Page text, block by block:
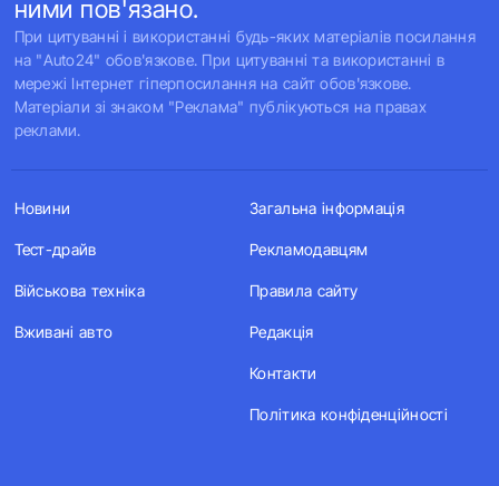
ними пов'язано.
При цитуванні і використанні будь-яких матеріалів посилання
на "Auto24" обов'язкове. При цитуванні та використанні в
мережі Інтернет гіперпосилання на сайт обов'язкове.
Матеріали зі знаком "Реклама" публікуються на правах
реклами.
Новини
Тест-драйв
Військова техніка
Вживані авто
Загальна інформація
Рекламодавцям
Правила сайту
Редакція
Контакти
Політика конфіденційності